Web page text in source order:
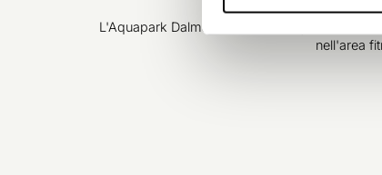
L'Aquapark Dalmatia è stato il rifugio ideale
nell'area